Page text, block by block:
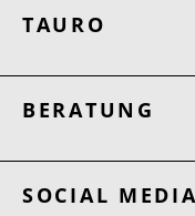
TAURO
BERATUNG
SOCIAL MEDIA